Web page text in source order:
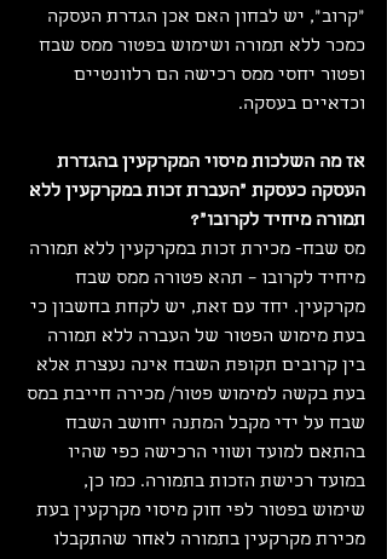
"קרוב", יש לבחון האם אכן הגדרת העסקה
כמכר ללא תמורה ושימוש בפטור ממס שבח
ופטור יחסי ממס רכישה הם רלוונטיים
וכדאיים בעסקה.
אז מה השלכות מיסוי המקרקעין בהגדרת
העסקה כעסקת "העברת זכות במקרקעין ללא
תמורה מיחיד לקרובו"?
​מס שבח- מכירת זכות במקרקעין ללא תמורה
מיחיד לקרובו – תהא פטורה ממס שבח
מקרקעין. יחד עם זאת, יש לקחת בחשבון כי
בעת מימוש הפטור של העברה ללא תמורה
בין קרובים תקופת השבח אינה נעצרת אלא
בעת בקשה למימוש פטור/ מכירה חייבת במס
שבח על ידי מקבל המתנה יחושב השבח
בהתאם למועד ושווי הרכישה כפי שהיו
במועד רכישת הזכות בתמורה. כמו כן,
שימוש בפטור לפי חוק מיסוי מקרקעין בעת
מכירת מקרקעין בתמורה לאחר שהתקבלו